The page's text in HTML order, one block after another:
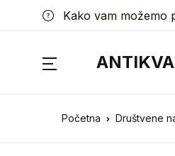
Kako vam možemo
Početna Društvene